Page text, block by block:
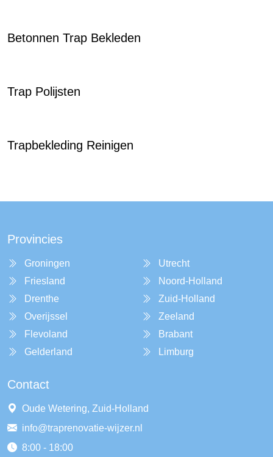
Betonnen Trap Bekleden
Trap Polijsten
Trapbekleding Reinigen
Provincies
Groningen
Friesland
Drenthe
Overijssel
Flevoland
Gelderland
Utrecht
Noord-Holland
Zuid-Holland
Zeeland
Brabant
Limburg
Contact
Oude Wetering, Zuid-Holland
info@traprenovatie-wijzer.nl
8:00 - 18:00